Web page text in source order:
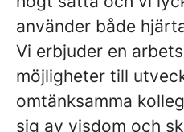
använder både
Vi erbjuder en
möjligheter till
omtänksamma
sig av visdom och